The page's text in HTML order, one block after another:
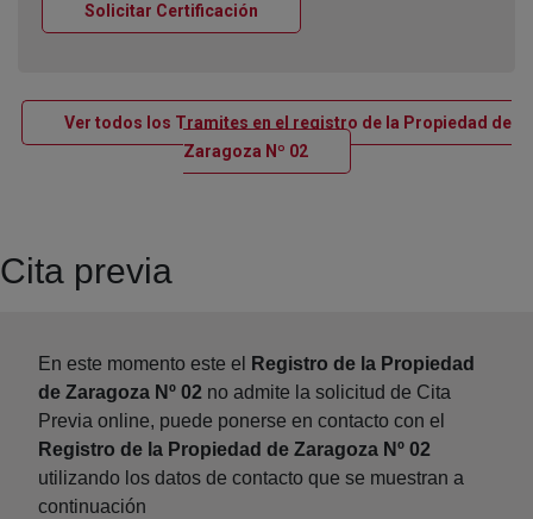
Solicitar Certificación
Ver todos los Tramites en el registro de la Propiedad de
Zaragoza Nº 02Ventana nueva
Cita previa
En este momento este el
Registro de la Propiedad
de Zaragoza Nº 02 no admite la solicitud de Cita
Previa online, puede ponerse en contacto con el
Registro de la Propiedad de Zaragoza Nº 02
utilizando los datos de contacto que se muestran a
continuación